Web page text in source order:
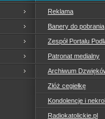
Reklama
Banery do pobrania
Zespół Portalu
Patronat medialny
Archiwum
Złóż cegiełkę
Kondolencje i
Radiokatolickie.pl